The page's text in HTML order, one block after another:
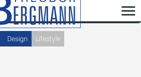
Design Lifestyle